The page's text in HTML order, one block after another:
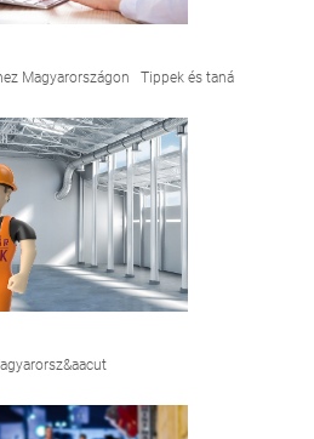
Magyarországon Tippek és taná